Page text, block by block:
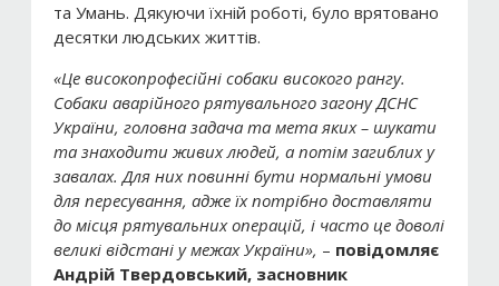
та Умань. Дякуючи їхній роботі, було врятовано
десятки людських життів.
«Це високопрофесійні собаки високого рангу.
Собаки аварійного рятувального загону ДСНС
України, головна задача та мета яких – шукати
та знаходити живих людей, а потім загиблих у
завалах. Для них повинні бути нормальні умови
для пересування, адже їх потрібно доставляти
до місця рятувальних операцій, і часто це доволі
великі відстані у межах України», – повідомляє
Андрій Твердовський, засновник